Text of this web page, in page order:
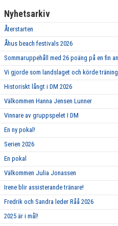
Nyhetsarkiv
Återstarten
Åhus beach festivals 2026
Sommaruppehåll med 26 poäng på en fin
Vi gjorde som landslaget och körde
Historiskt långt i DM 2026
Välkommen Hanna Jensen Lunner
Vinnare av gruppspelet I DM
En ny pokal!
Serien 2026
En pokal
Välkommen Julia Jonassen
Irene blir assisterande tränare!
Fredrik och Sandra leder Råå 2026
2025 är i mål!